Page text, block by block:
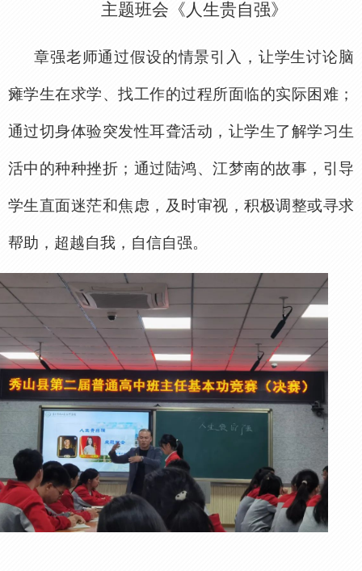
主题班会《人生贵自强》
章强老师通过假设的情景引入，让学生讨论脑
瘫学生在求学、找工作的过程所面临的实际困难；
通过切身体验突发性耳聋活动，让学生了解学习生
活中的种种挫折；通过陆鸿、江梦南的故事，引导
学生直面迷茫和焦虑，及时审视，积极调整或寻求
帮助，超越自我，自信自强。